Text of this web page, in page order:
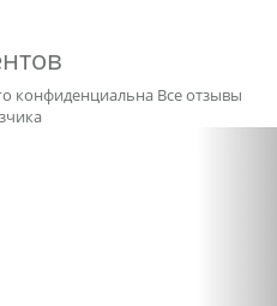
конфиденциальна Все отзывы